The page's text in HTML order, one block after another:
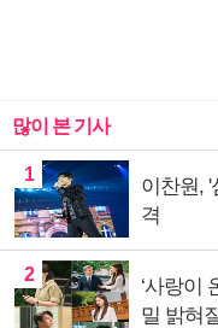
많이 본 기사
1
이찬원,
격
2
‘사랑이
밀 밝혀